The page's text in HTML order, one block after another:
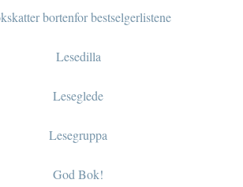
bortenfor bestselgerlistene
Lesedilla
Leseglede
Lesegruppa
God Bok!